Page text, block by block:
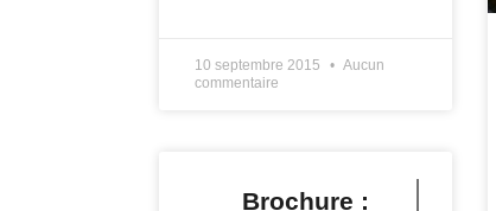
10 septembre 2015
Aucun
commentaire
Brochure :